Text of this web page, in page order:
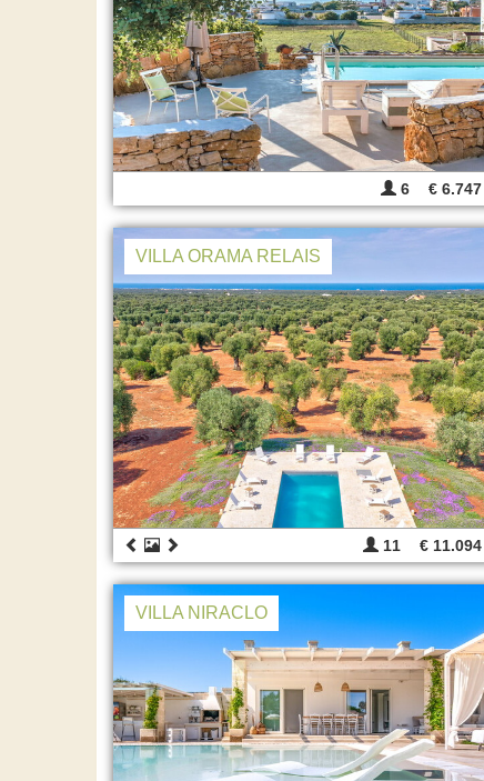
6 € 6.747
VILLA ORAMA RELAIS
11 € 11.094
VILLA NIRACLO